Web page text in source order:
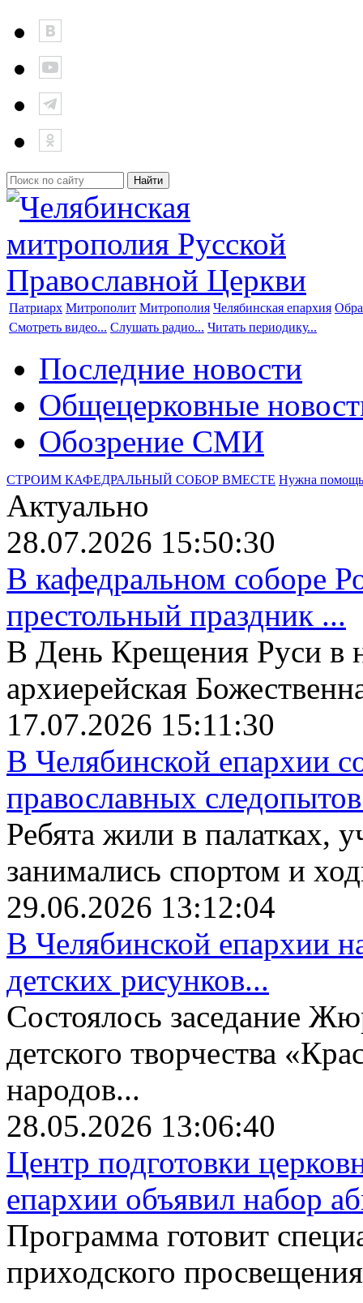
Патриарх Митрополит Митрополия Челябинская епархия
Смотреть видео... Слушать радио... Читать периодику...
Последние новости
Общецерковные
Обозрение СМИ
СТРОИМ КАФЕДРАЛЬНЫЙ СОБОР ВМЕСТЕ Нужна помощь
Актуально
28.07.2026 15:50:30
В кафедральном соборе
престольный праздник ...
В День Крещения Руси в
архиерейская
17.07.2026 15:11:30
В Челябинской епархии
православных
Ребята жили в палатках,
занимались спортом и
29.06.2026 13:12:04
В Челябинской епархии
детских рисунков...
Состоялось заседание
детского творчества
народов...
28.05.2026 13:06:40
Центр подготовки
епархии объявил набор
Программа готовит
приходского